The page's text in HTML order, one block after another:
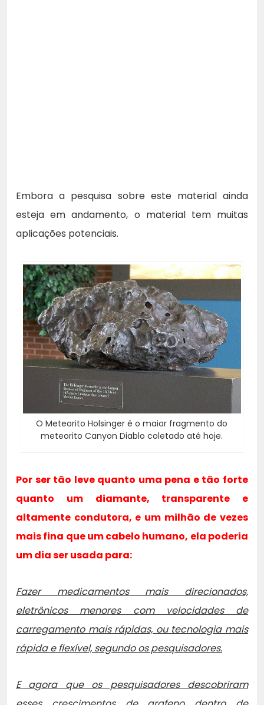
Embora a pesquisa sobre este material ainda
esteja em andamento, o material tem muitas
aplicações potenciais.
O Meteorito Holsinger é o maior fragmento do
meteorito Canyon Diablo coletado até hoje.
Por ser tão leve quanto uma pena e tão forte
quanto um diamante, transparente e
altamente condutora, e um milhão de vezes
mais fina que um cabelo humano, ela poderia
um dia ser usada para:
Fazer medicamentos mais direcionados,
eletrônicos menores com velocidades de
carregamento mais rápidas, ou tecnologia mais
rápida e flexível, segundo os pesquisadores.
E agora que os pesquisadores descobriram